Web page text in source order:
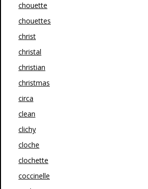
chouette
chouettes
christ
christal
christian
christmas
circa
clean
clichy
cloche
clochette
coccinelle